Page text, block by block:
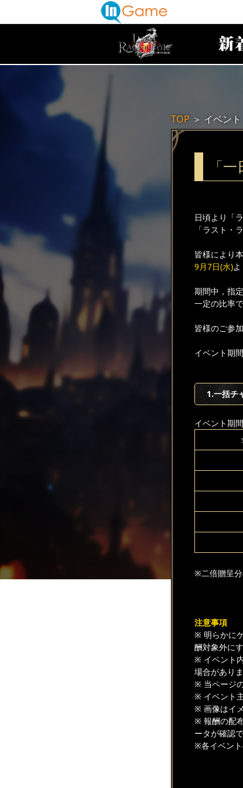
TOP ＞ イベント
「
日頃より「
「ラスト・
皆様により
9月7日(水)
期間中，指
一定の比率
皆様のご参
イベント期
1.一括チ
イベント期
※二倍贈呈分
注意事項
※ 明らかに
酬対象外に
※ イベント
場合がありま
※ 当ページ
※ イベント
※ 画像はイ
※ 報酬の配
ータが確認
※各イベント